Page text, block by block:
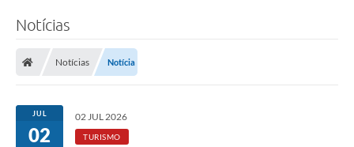
Notícias
Notícias Notícia
JUL
02
02 JUL 2026
TURISMO